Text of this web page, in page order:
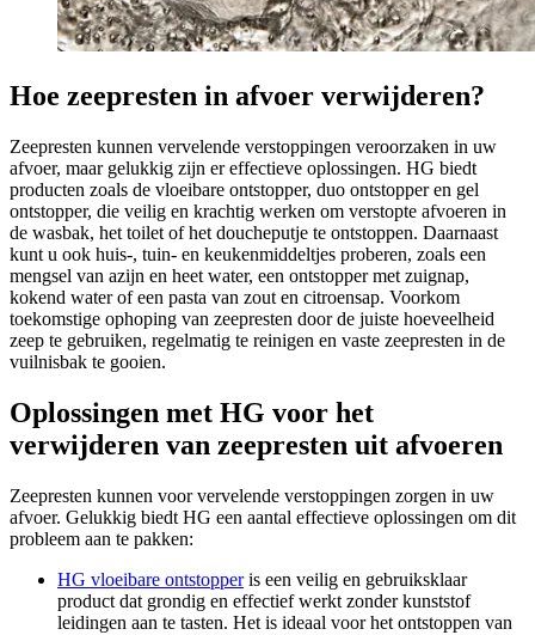
Hoe zeepresten in afvoer verwijderen?
Zeepresten kunnen vervelende verstoppingen veroorzaken in uw
afvoer, maar gelukkig zijn er effectieve oplossingen. HG biedt
producten zoals de vloeibare ontstopper, duo ontstopper en gel
ontstopper, die veilig en krachtig werken om verstopte afvoeren in
de wasbak, het toilet of het doucheputje te ontstoppen. Daarnaast
kunt u ook huis-, tuin- en keukenmiddeltjes proberen, zoals een
mengsel van azijn en heet water, een ontstopper met zuignap,
kokend water of een pasta van zout en citroensap. Voorkom
toekomstige ophoping van zeepresten door de juiste hoeveelheid
zeep te gebruiken, regelmatig te reinigen en vaste zeepresten in de
vuilnisbak te gooien.
Oplossingen met HG voor het
verwijderen van zeepresten uit afvoeren
Zeepresten kunnen voor vervelende verstoppingen zorgen in uw
afvoer. Gelukkig biedt HG een aantal effectieve oplossingen om dit
probleem aan te pakken:
HG vloeibare ontstopperis een veilig en gebruiksklaar
product dat grondig en effectief werkt zonder kunststof
leidingen aan te tasten. Het is ideaal voor het ontstoppen van